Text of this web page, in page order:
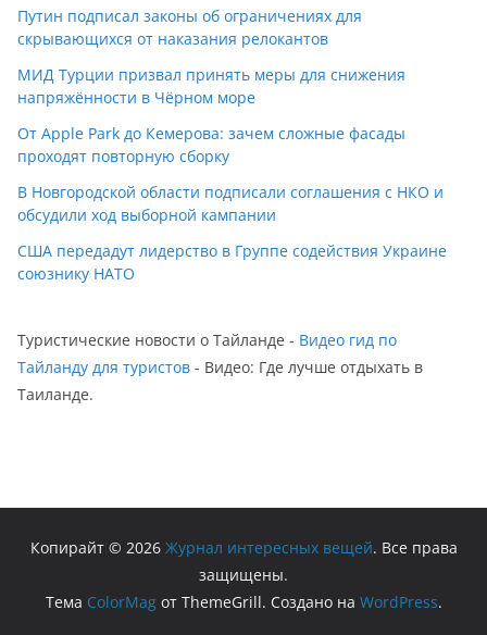
Путин подписал законы об ограничениях для
скрывающихся от наказания релокантов
МИД Турции призвал принять меры для снижения
напряжённости в Чёрном море
От Apple Park до Кемерова: зачем сложные фасады
проходят повторную сборку
В Новгородской области подписали соглашения с НКО и
обсудили ход выборной кампании
США передадут лидерство в Группе содействия Украине
союзнику НАТО
Туристические новости о Тайланде - Видео гид по
Тайланду для туристов - Видео: Где лучше отдыхать в
Таиланде.
Копирайт © 2026 Журнал интересных вещей. Все права
защищены.
Тема ColorMagот ThemeGrill. Создано на WordPress.